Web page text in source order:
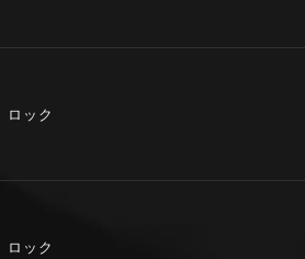
ロック
ロック